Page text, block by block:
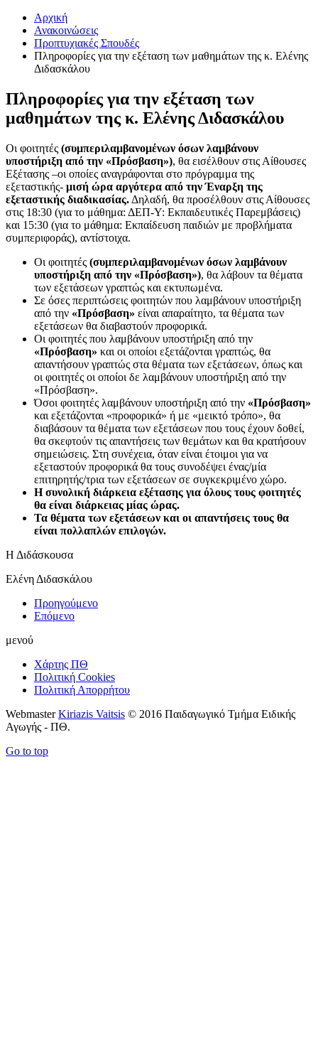
Αρχική
Ανακοινώσεις
Προπτυχιακές Σπουδές
Πληροφορίες για την εξέταση των μαθημάτων της κ. Ελένης
Διδασκάλου
Πληροφορίες για την εξέταση των
μαθημάτων της κ. Ελένης Διδασκάλου
Οι φοιτητές (συμπεριλαμβανομένων όσων λαμβάνουν
υποστήριξη από την «Πρόσβαση»), θα εισέλθουν στις Αίθουσες
Εξέτασης –οι οποίες αναγράφονται στο πρόγραμμα της
εξεταστικής- μισή ώρα αργότερα από την Έναρξη της
εξεταστικής διαδικασίας. Δηλαδή, θα προσέλθουν στις Αίθουσες
στις 18:30 (για το μάθημα: ΔΕΠ-Υ: Εκπαιδευτικές Παρεμβάσεις)
και 15:30 (για το μάθημα: Εκπαίδευση παιδιών με προβλήματα
συμπεριφοράς), αντίστοιχα.
Οι φοιτητές (συμπεριλαμβανομένων όσων λαμβάνουν
υποστήριξη από την «Πρόσβαση»), θα λάβουν τα θέματα
των εξετάσεων γραπτώς και εκτυπωμένα.
Σε όσες περιπτώσεις φοιτητών που λαμβάνουν υποστήριξη
από την «Πρόσβαση» είναι απαραίτητο, τα θέματα των
εξετάσεων θα διαβαστούν προφορικά.
Οι φοιτητές που λαμβάνουν υποστήριξη από την
«Πρόσβαση» και οι οποίοι εξετάζονται γραπτώς, θα
απαντήσουν γραπτώς στα θέματα των εξετάσεων, όπως και
οι φοιτητές οι οποίοι δε λαμβάνουν υποστήριξη από την
«Πρόσβαση».
Όσοι φοιτητές λαμβάνουν υποστήριξη από την «Πρόσβαση»
και εξετάζονται «προφορικά» ή με «μεικτό τρόπο», θα
διαβάσουν τα θέματα των εξετάσεων που τους έχουν δοθεί,
θα σκεφτούν τις απαντήσεις των θεμάτων και θα κρατήσουν
σημειώσεις. Στη συνέχεια, όταν είναι έτοιμοι για να
εξεταστούν προφορικά θα τους συνοδέψει ένας/μία
επιτηρητής/τρια των εξετάσεων σε συγκεκριμένο χώρο.
Η συνολική διάρκεια εξέτασης για όλους τους φοιτητές
θα είναι διάρκειας μίας ώρας.
Τα θέματα των εξετάσεων και οι απαντήσεις τους θα
είναι πολλαπλών επιλογών.
Η Διδάσκουσα
Ελένη Διδασκάλου
Προηγούμενο
Επόμενο
μενού
Χάρτης ΠΘ
Πολιτική Cookies
Πολιτική Απορρήτου
WebmasterKiriazis Vaitsis © 2016 Παιδαγωγικό Τμήμα Ειδικής
Αγωγής - ΠΘ.
Go to top